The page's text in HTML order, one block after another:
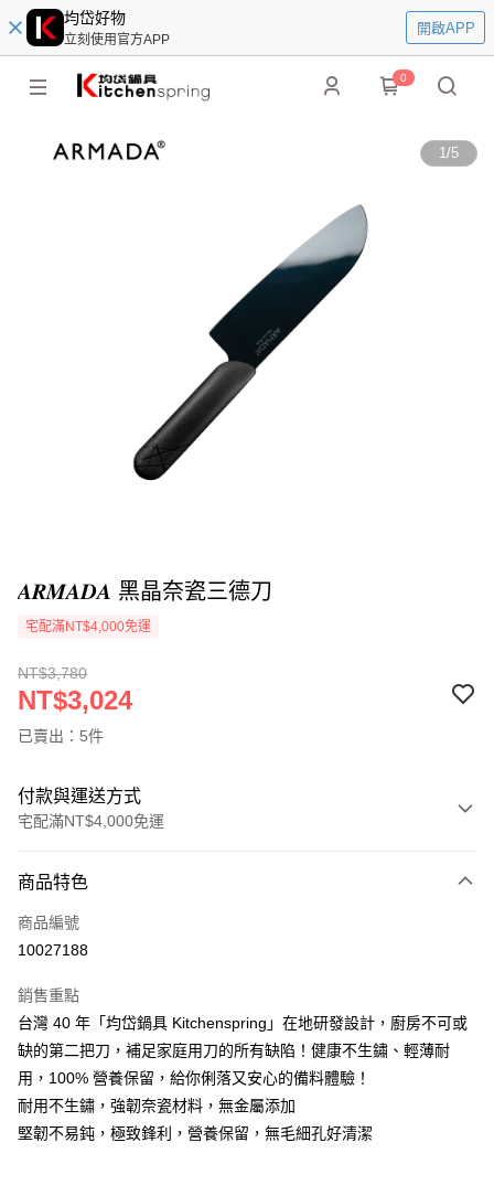
均岱好物
立刻使用官方APP
開啟APP
0
1/5
𝑨𝑹𝑴𝑨𝑫𝑨 黑晶奈瓷三德刀
宅配滿NT$4,000免運
NT$3,780
NT$3,024
已賣出：5件
付款與運送方式
宅配滿NT$4,000免運
信用卡一次付款
信用卡分期付款
合作金庫商業銀行
華南商業銀行
彰化商業銀行
上海商業儲蓄銀行
台北富邦商業銀行
國泰世華商業銀行
兆豐國際商業銀行
臺灣中小企業銀行
台中商業銀行
匯豐（台灣）商業銀行
華泰商業銀行
聯邦商業銀行
遠東國際商業銀行
LINE Pay
Apple Pay
街口支付
悠遊付
商品特色
商品編號
10027188
銷售重點
台灣 40 年「均岱鍋具 Kitchenspring」在地研發設計，廚房不可或
缺的第二把刀，補足家庭用刀的所有缺陷！健康不生鏽、輕薄耐
用，100% 營養保留，給你俐落又安心的備料體驗！
耐用不生鏽，強韌奈瓷材料，無金屬添加
堅韌不易鈍，極致鋒利，營養保留，無毛細孔好清潔